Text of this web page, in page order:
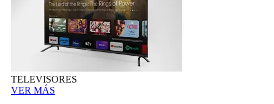
TELEVISORES
VER MÁS